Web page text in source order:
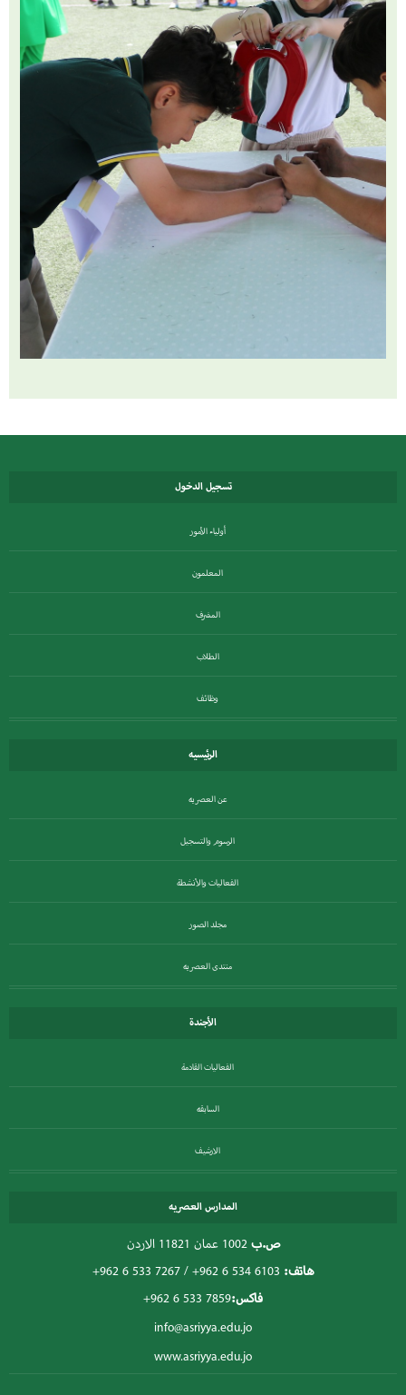
تسجيل الدخول
أولياء الأمور
المعلمون
المشرف
الطلاب
وظائف
الرئيسيه
عن العصريه
الرسوم والتسجيل
الفعاليات والأنشطة
مجلد الصور
منتدى العصريه
الأجندة
الفعاليات القادمة
السابقه
الارشيف
المدارس العصريه
ص.ب1002 عمان 11821 الاردن
هاتف: +962 6 534 6103
/
+962 6 533 7267
فاكس:+962 6 533 7859
info@asriyya.edu.jo
www.asriyya.edu.jo